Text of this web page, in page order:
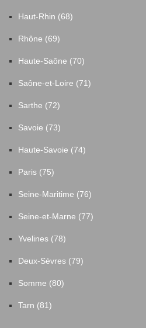
Haut-Rhin (68)
Rhône (69)
Haute-Saône (70)
Saône-et-Loire (71)
Sarthe (72)
Savoie (73)
Haute-Savoie (74)
Paris (75)
Seine-Maritime (76)
Seine-et-Marne (77)
Yvelines (78)
Deux-Sèvres (79)
Somme (80)
Tarn (81)